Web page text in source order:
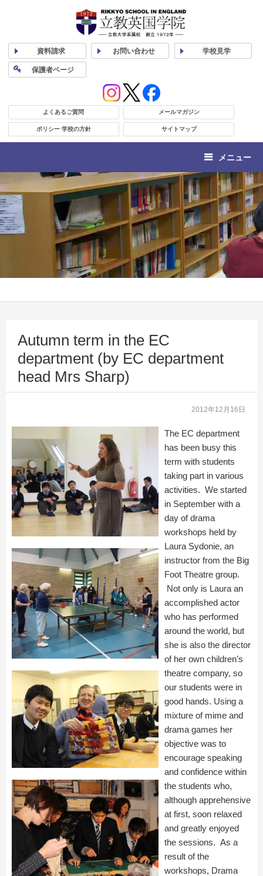
資料請求 お問い合わせ 学校見学
保護者ページ
よくあるご質問 メールマガジン
ポリシー 学校の方針 サイトマップ
メニュー
Autumn term in the EC
department (by EC department
head Mrs Sharp)
2012年12月16日
The EC department
has been busy this
term with students
taking part in various
activities. We started
in September with a
day of drama
workshops held by
Laura Sydonie, an
instructor from the Big
Foot Theatre group.
Not only is Laura an
accomplished actor
who has performed
around the world, but
she is also the director
of her own children’s
theatre company, so
our students were in
good hands. Using a
mixture of mime and
drama games her
objective was to
encourage speaking
and confidence within
the students who,
although apprehensive
at first, soon relaxed
and greatly enjoyed
the sessions. As a
result of the
workshops, Drama